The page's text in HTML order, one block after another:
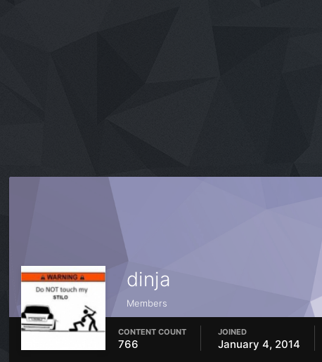
dinja
Members
CONTENT COUNT
766
JOINED
January 4, 2014